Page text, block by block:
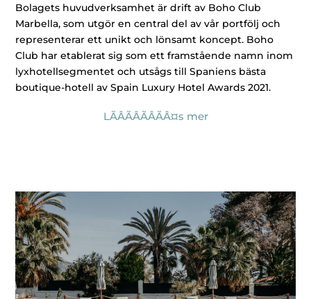
Bolagets huvudverksamhet är drift av Boho Club
Marbella, som utgör en central del av vår portfölj och
representerar ett unikt och lönsamt koncept. Boho
Club har etablerat sig som ett framstående namn inom
lyxhotellsegmentet och utsågs till Spaniens bästa
boutique-hotell av Spain Luxury Hotel Awards 2021.